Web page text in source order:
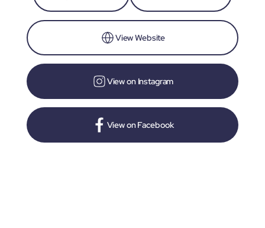
View Website
View on Instagram
View on Facebook